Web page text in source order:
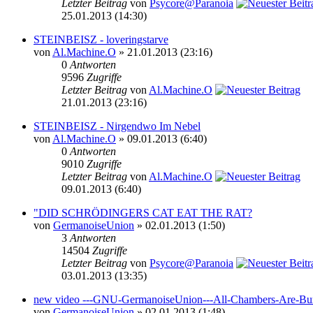
Letzter Beitrag von Psycore@Paranoia
25.01.2013 (14:30)
STEINBEISZ - loveringstarve
von Al.Machine.O » 21.01.2013 (23:16)
0 Antworten
9596 Zugriffe
Letzter Beitrag von Al.Machine.O
21.01.2013 (23:16)
STEINBEISZ - Nirgendwo Im Nebel
von Al.Machine.O » 09.01.2013 (6:40)
0 Antworten
9010 Zugriffe
Letzter Beitrag von Al.Machine.O
09.01.2013 (6:40)
"DID SCHRÖDINGERS CAT EAT THE RAT?
von GermanoiseUnion » 02.01.2013 (1:50)
3 Antworten
14504 Zugriffe
Letzter Beitrag von Psycore@Paranoia
03.01.2013 (13:35)
new video ---GNU-GermanoiseUnion---All-Chambers-Are-